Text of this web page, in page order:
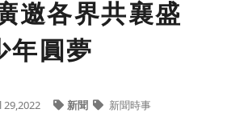
邀各界共襄盛
年圓夢
29,2022 新聞 新聞時事